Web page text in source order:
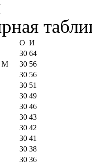
О И
30 64
М 30 56
30 56
30 51
30 49
30 46
30 43
30 42
30 41
30 38
30 36